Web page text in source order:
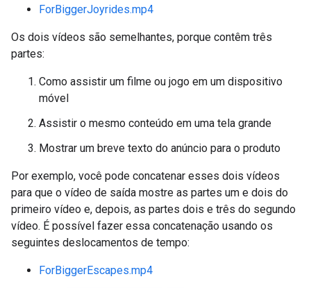
ForBiggerJoyrides.mp4
Os dois vídeos são semelhantes, porque contêm três
partes:
Como assistir um filme ou jogo em um dispositivo
móvel
Assistir o mesmo conteúdo em uma tela grande
Mostrar um breve texto do anúncio para o produto
Por exemplo, você pode concatenar esses dois vídeos
para que o vídeo de saída mostre as partes um e dois do
primeiro vídeo e, depois, as partes dois e três do segundo
vídeo. É possível fazer essa concatenação usando os
seguintes deslocamentos de tempo:
ForBiggerEscapes.mp4